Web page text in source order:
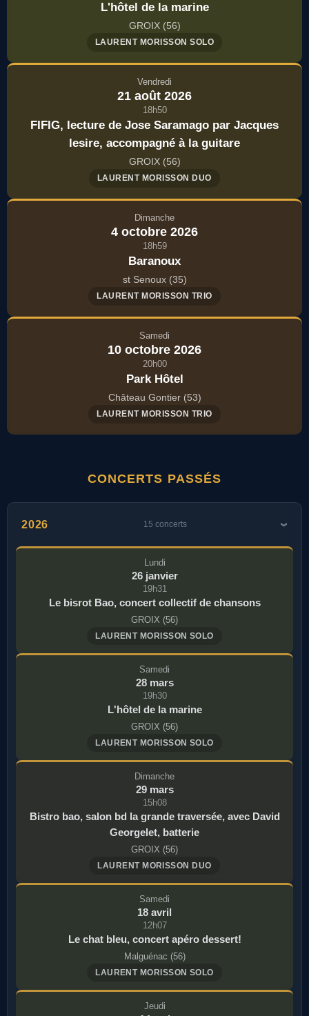
L'hôtel de la marine
GROIX (56)
LAURENT MORISSON SOLO
Vendredi
21 août 2026
18h50
FIFIG, lecture de Jose Saramago par Jacques
lesire, accompagné à la guitare
GROIX (56)
LAURENT MORISSON DUO
Dimanche
4 octobre 2026
18h59
Baranoux
st Senoux (35)
LAURENT MORISSON TRIO
Samedi
10 octobre 2026
20h00
Park Hôtel
Château Gontier (53)
LAURENT MORISSON TRIO
CONCERTS PASSÉS
2026 15 concerts
Lundi
26 janvier
19h31
Le bisrot Bao, concert collectif de chansons
GROIX (56)
LAURENT MORISSON SOLO
Samedi
28 mars
19h30
L'hôtel de la marine
GROIX (56)
LAURENT MORISSON SOLO
Dimanche
29 mars
15h08
Bistro bao, salon bd la grande traversée, avec David
Georgelet, batterie
GROIX (56)
LAURENT MORISSON DUO
Samedi
18 avril
12h07
Le chat bleu, concert apéro dessert!
Malguénac (56)
LAURENT MORISSON SOLO
Jeudi